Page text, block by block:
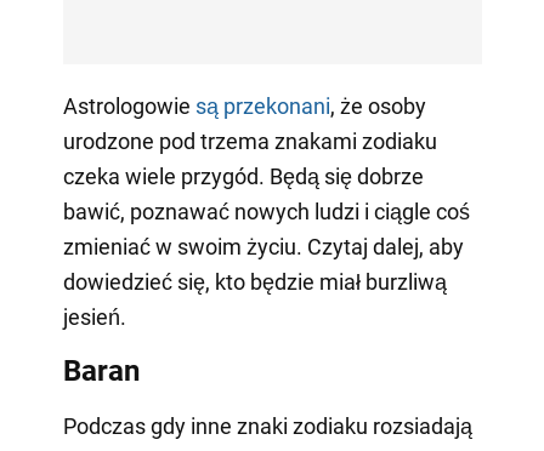
Astrologowie są przekonani, że osoby
urodzone pod trzema znakami zodiaku
czeka wiele przygód. Będą się dobrze
bawić, poznawać nowych ludzi i ciągle coś
zmieniać w swoim życiu. Czytaj dalej, aby
dowiedzieć się, kto będzie miał burzliwą
jesień.
Baran
Podczas gdy inne znaki zodiaku rozsiadają